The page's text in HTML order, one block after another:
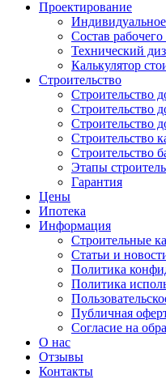
Проектирование
Состав рабочего
Технический
Калькулятор
Строительство
Строительство
Строительство
Строительство
Строительство
Строительство
Этапы
Гарантия
Цены
Ипотека
Информация
Строительные
Статьи и
Политика
Политика
Публичная
Согласие на
О нас
Отзывы
Контакты